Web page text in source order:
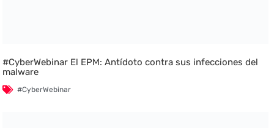
#CyberWebinar El EPM: Antídoto contra sus infecciones del
malware
#CyberWebinar